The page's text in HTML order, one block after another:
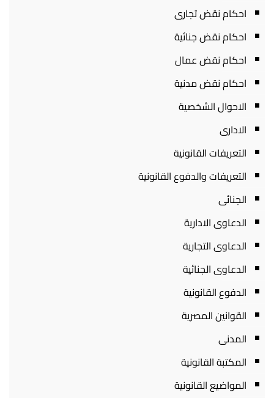
احكام نقض تجارى
احكام نقض جنائية
احكام نقض عمال
احكام نقض مدنية
الاحوال الشخصية
الادارى
التعريفات القانونية
التعريفات والدفوع القانونية
الجنائى
الدعاوى الادارية
الدعاوى التجارية
الدعاوى الجنائية
الدفوع القانونية
القوانين المصرية
المدنى
المكتبة القانونية
المواضيع القانونية